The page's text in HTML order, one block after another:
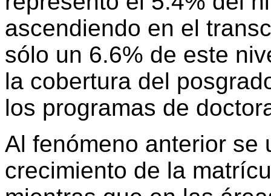
ascendiendo en el
sólo un 6.6% de este
la cobertura del
los programas de
Al fenómeno anterior se
crecimiento de la